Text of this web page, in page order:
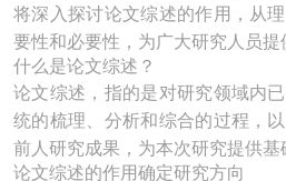
将深入探讨论文综述的作用，从
要性和必要性，为广大研究人员提
什么是论文综述？
论文综述，指的是对研究领域内
统的梳理、分析和综合的过程，
前人研究成果，为本次研究提供基
论文综述的作用确定研究方向